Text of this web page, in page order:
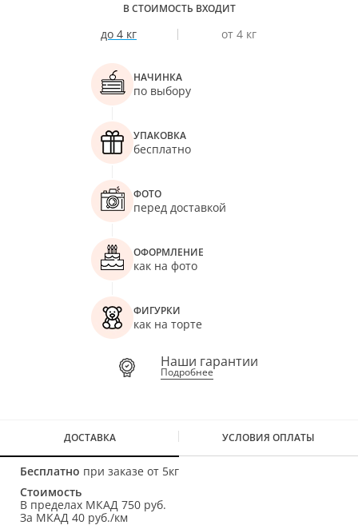
В СТОИМОСТЬ ВХОДИТ
до 4 кг от 4 кг
НАЧИНКА
по выбору
УПАКОВКА
бесплатно
ФОТО
перед доставкой
ОФОРМЛЕНИЕ
как на фото
ФИГУРКИ
как на торте
Наши гарантии
Подробнее
ДОСТАВКА УСЛОВИЯ ОПЛАТЫ
Бесплатно при заказе от 5кг
Стоимость
В пределах МКАД 750 руб.
За МКАД 40 руб./км